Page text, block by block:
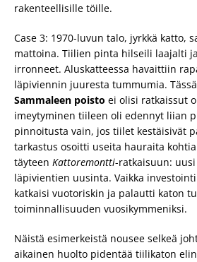
rakenteellisille töille.
Case 3: 1970-luvun talo, jyrkkä katto,
mattoina. Tiilien pinta hilseili laajalti
irronneet. Aluskatteessa havaittiin
läpiviennin juuresta tummumia.
Sammaleen poisto ei olisi ratkaissut
imeytyminen tiileen oli edennyt liian
pinnoitusta vain, jos tiilet kestäisivät
tarkastus osoitti useita hauraita
täyteen Kattoremontti-ratkaisuun:
läpivientien uusinta. Vaikka
katkaisi vuotoriskin ja palautti katon
toiminnallisuuden vuosikymmeniksi.
Näistä esimerkeistä nousee selkeä
aikainen huolto pidentää tiilikaton